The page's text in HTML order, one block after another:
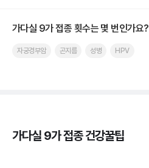
가다실 9가 접종 횟수는 몇 번인가요?
자궁경부암 곤지름 성병 HPV
가다실 9가 접종 건강꿀팁